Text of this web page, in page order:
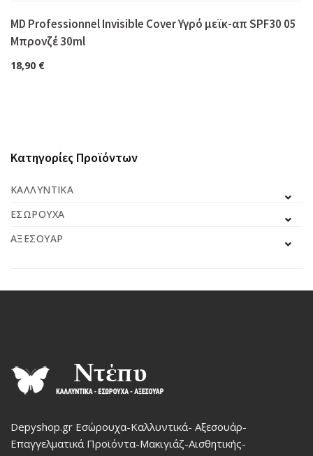
MD Professionnel Invisible Cover Υγρό μεϊκ-απ SPF30 05
Μπρονζέ 30ml
18,90 €
Κατηγορίες Προϊόντων
ΚΑΛΛΥΝΤΙΚΆ
ΕΣΏΡΟΥΧΑ
ΑΞΕΣΟΥΆΡ
Depyshop.gr Εσώρουχα-Καλλυντικά- Αξεσουάρ-
Επαγγελματικά Προϊόντα-Μακιγιάζ-Αισθητικής-